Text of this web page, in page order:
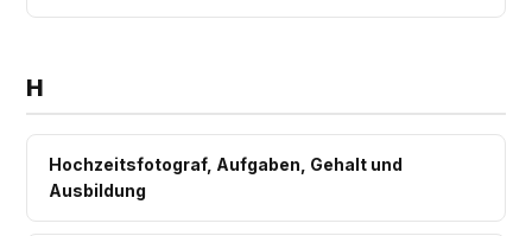
H
Hochzeitsfotograf, Aufgaben, Gehalt und
Ausbildung